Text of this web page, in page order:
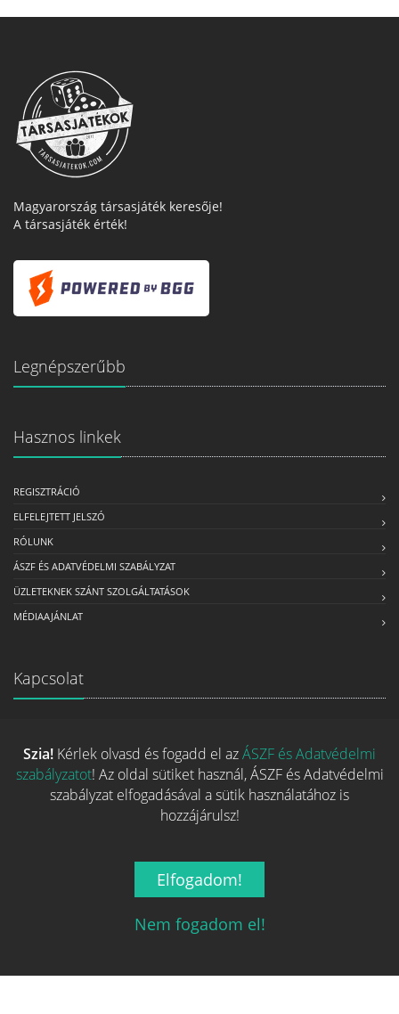
Magyarország társasjáték keresője!
A társasjáték érték!
Legnépszerűbb
Hasznos linkek
REGISZTRÁCIÓ
ELFELEJTETT JELSZÓ
RÓLUNK
ÁSZF ÉS ADATVÉDELMI SZABÁLYZAT
ÜZLETEKNEK SZÁNT SZOLGÁLTATÁSOK
MÉDIAAJÁNLAT
Kapcsolat
e-mailt!
Email: info@tarsasjatekok.com
származnak!
Szia! Kérlek olvasd és fogadd el azÁSZF és Adatvédelmi
szabályzatot! Az oldal sütiket használ, ÁSZF és Adatvédelmi
szabályzat elfogadásával a sütik használatához is
hozzájárulsz!
Elfogadom!
Nem fogadom el!